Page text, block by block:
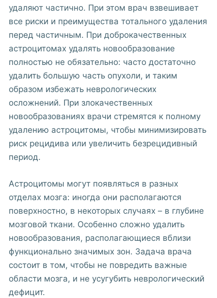
удаляют частично. При этом врач взвешивает
все риски и преимущества тотального удаления
перед частичным. При доброкачественных
астроцитомах удалять новообразование
полностью не обязательно: часто достаточно
удалить большую часть опухоли, и таким
образом избежать неврологических
осложнений. При злокачественных
новообразованиях врачи стремятся к полному
удалению астроцитомы, чтобы минимизировать
риск рецидива или увеличить безрецидивный
период.
Астроцитомы могут появляться в разных
отделах мозга: иногда они располагаются
поверхностно, в некоторых случаях – в глубине
мозговой ткани. Особенно сложно удалить
новообразования, располагающиеся вблизи
функционально значимых зон. Задача врача
состоит в том, чтобы не повредить важные
области мозга, и не усугубить неврологический
дефицит.